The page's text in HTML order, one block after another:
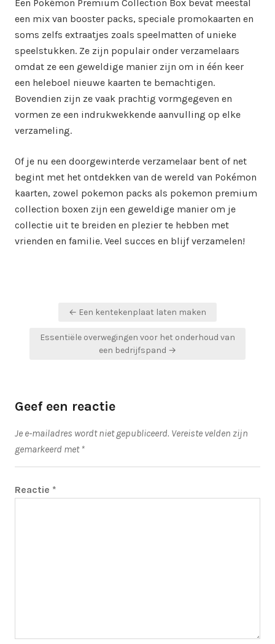
Een Pokémon Premium Collection Box bevat meestal
een mix van booster packs, speciale promokaarten en
soms zelfs extraatjes zoals speelmatten of unieke
speelstukken. Ze zijn populair onder verzamelaars
omdat ze een geweldige manier zijn om in één keer
een heleboel nieuwe kaarten te bemachtigen.
Bovendien zijn ze vaak prachtig vormgegeven en
vormen ze een indrukwekkende aanvulling op elke
verzameling.
Of je nu een doorgewinterde verzamelaar bent of net
begint met het ontdekken van de wereld van Pokémon
kaarten, zowel pokemon packs als pokemon premium
collection boxen zijn een geweldige manier om je
collectie uit te breiden en plezier te hebben met
vrienden en familie. Veel succes en blijf verzamelen!
Bericht← Een kentekenplaat laten maken
Essentiële overwegingen voor het onderhoud van
een bedrijfspand →
Geef een reactie
Je e-mailadres wordt niet gepubliceerd. Vereiste velden zijn
gemarkeerd met *
Reactie *